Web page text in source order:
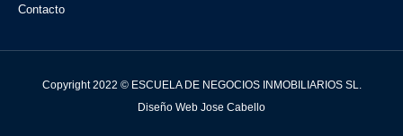
Contacto
Copyright 2022 © ESCUELA DE NEGOCIOS INMOBILIARIOS SL.
Diseño Web Jose Cabello